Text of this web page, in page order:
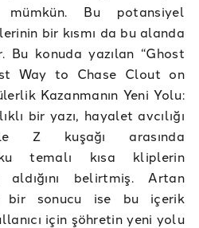
mümkün. Bu potansiyel
bir kısmı da bu alanda
Bu konuda yazılan “Ghost
Way to Chase Clout on
Kazanmanın Yeni Yolu:
bir yazı, hayalet avcılığı
Z kuşağı arasında
temalı kısa kliplerin
belirtmiş. Artan
bir sonucu ise bu içerik
için şöhretin yeni yolu